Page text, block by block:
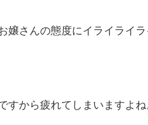
嬢さんの態度にイライライラ
すから疲れてしまいますよね